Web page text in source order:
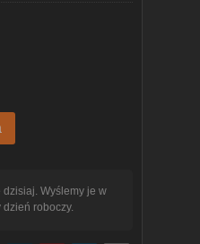
dzisiaj. Wyślemy je w
dzień roboczy.